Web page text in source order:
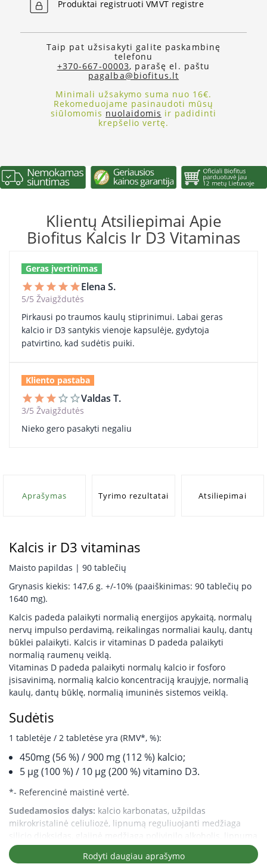
Produktai registruoti VMVT registre
Taip pat užsisakyti galite paskambinę
telefonu
+370-667-00003, parašę el. paštu
pagalba@biofitus.lt
Minimali užsakymo suma nuo 16€.
Rekomeduojame pasinaudoti mūsų
siūlomomis nuolaidomis ir padidinti
krepšelio vertę.
Klientų Atsiliepimai Apie
Biofitus Kalcis Ir D3 Vitaminas
Geras įvertinimas
star star star star starElena S.
5/5 Žvaigždutės
Pirkausi po traumos kaulų stiprinimui. Labai geras
kalcio ir D3 santykis vienoje kapsulėje, gydytoja
patvirtino, kad sudėtis puiki.
Kliento pastaba
star star star star_border star_borderValdas T.
3/5 Žvaigždutės
Nieko gero pasakyti negaliu
Aprašymas Tyrimo rezultatai Atsiliepimai
Kalcis ir D3 vitaminas
Maisto papildas | 90 tablečių
Grynasis kiekis: 147,6 g. +/-10% (paaiškinimas: 90 tablečių po
1640 mg).
Kalcis padeda palaikyti normalią energijos apykaitą, normalų
nervų impulso perdavimą, reikalingas normaliai kaulų, dantų
būklei palaikyti. Kalcis ir vitaminas D padeda palaikyti
normalią raumenų veiklą.
Vitaminas D padeda palaikyti normalų kalcio ir fosforo
įsisavinimą, normalią kalcio koncentraciją kraujyje, normalią
kaulų, dantų būklę, normalią imuninės sistemos veiklą.
Sudėtis
1 tabletėje / 2 tabletėse yra (RMV*, %):
450mg (56 %) / 900 mg (112 %) kalcio;
5 µg (100 %) / 10 µg (200 %) vitamino D3.
*- Referencinė maistinė vertė.
Sudedamosios dalys: kalcio karbonatas, užpildas
mikrokristalinė celiuliozė, lipnumą reguliuojanti medžiaga
silicio dioksidas, glajinė medžiaga polivinilo alkoholis, lipnumą
reguliuojanti medžiaga riebalų rūgščių magnio druskos,
cholekalciferolis.
Rodyti daugiau aprašymo